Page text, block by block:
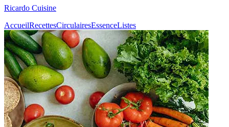
Ricardo Cuisine
AccueilRecettesCirculairesEssenceListes